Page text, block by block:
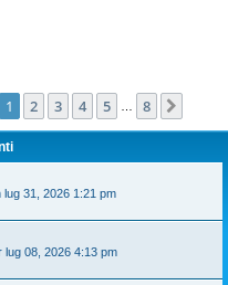
di
1 2 3 4 5 8
lug 31, 2026 1:21 pm
lug 08, 2026 4:13 pm